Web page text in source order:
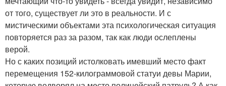
от того, существует ли это в реальности. И с
мистическими объектами эта психологическая ситуация
повторяется раз за разом, так как люди ослеплены
верой.
Но с каких позиций истолковать имевший место факт
перемещения 152-килограммовой статуи девы Марии,